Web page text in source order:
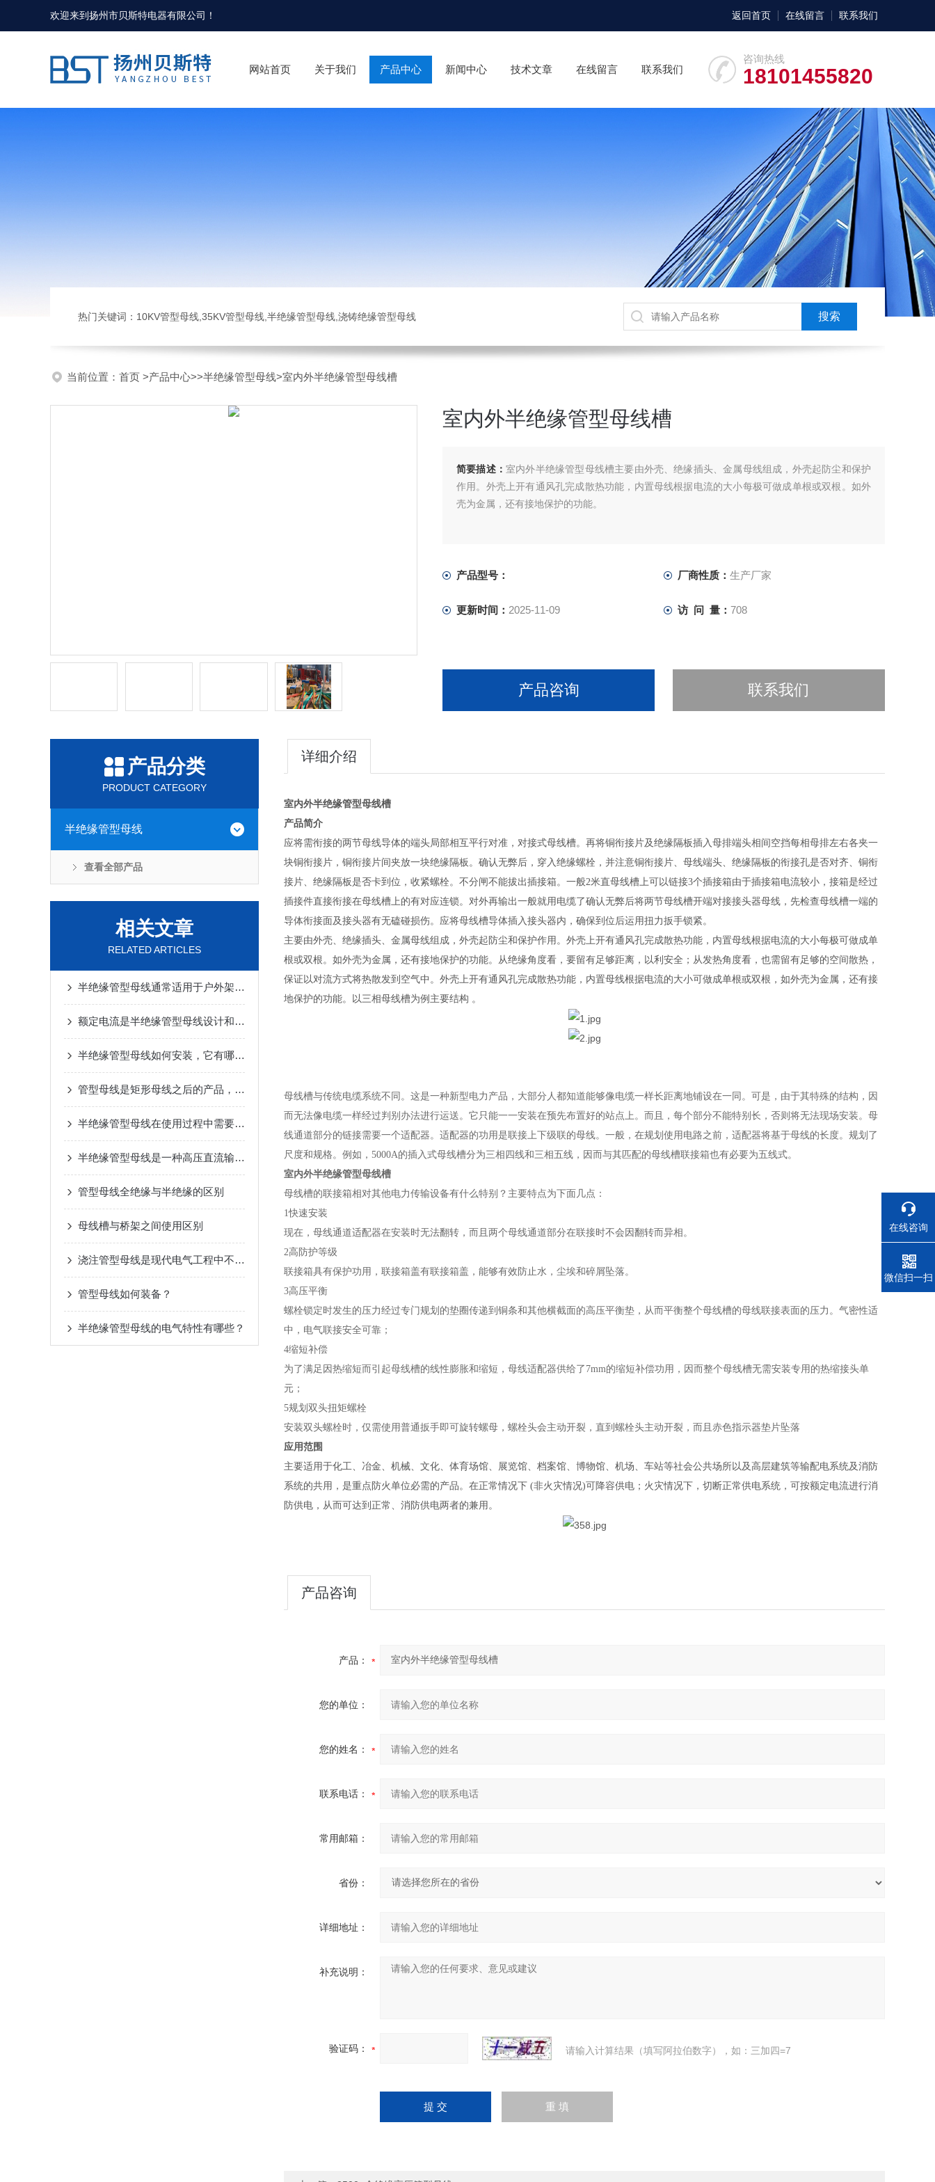
欢迎来到扬州市贝斯特电器有限公司 ！ 返回首页 在线留言 联系我们
咨询热线
18101455820
网站首页 关于我们 产品中心 新闻中心 技术文章 在线留言 联系我们
热门关键词：10KV管型母线,35KV管型母线,半绝缘管型母线,浇铸绝缘管型母线
当前位置： 首页 >产品中心>>半绝缘管型母线>室内外半绝缘管型母线槽
室内外半绝缘管型母线槽
简要描述： 室内外半绝缘管型母线槽主要由外壳、绝缘插头、金属母线组成，外壳起防尘和保护
作用。外壳上开有通风孔完成散热功能，内置母线根据电流的大小每极可做成单根或双根。如外
壳为金属，还有接地保护的功能。
产品型号： 厂商性质： 生产厂家
更新时间： 2025-11-09 访 问 量： 708
产品咨询 联系我们
产品分类
PRODUCT CATEGORY
半绝缘管型母线
查看全部产品
相关文章
RELATED ARTICLES
半绝缘管型母线通常适用于户外架空进线等场合
额定电流是半绝缘管型母线设计和选型的关键因素之一
半绝缘管型母线如何安装，它有哪些优势
管型母线是矩形母线之后的产品，它应用广泛优势明显
半绝缘管型母线在使用过程中需要采取一定的保护措施
半绝缘管型母线是一种高压直流输电系统中广泛应用的电气设备
管型母线全绝缘与半绝缘的区别
母线槽与桥架之间使用区别
浇注管型母线是现代电气工程中不可少的一部分
​管型母线如何装备？
半绝缘管型母线的电气特性有哪些？
详细介绍
室内外半绝缘管型母线槽
产品简介
应将需衔接的两节母线导体的端头局部相互平行对准，对接式母线槽。再将铜衔接片及绝缘隔板插入母排端头相间空挡每相母排左右各夹一
块铜衔接片，铜衔接片间夹放一块绝缘隔板。确认无弊后，穿入绝缘螺栓，并注意铜衔接片、母线端头、绝缘隔板的衔接孔是否对齐、铜衔
接片、绝缘隔板是否卡到位，收紧螺栓。不分闸不能拔出插接箱。一般2米直母线槽上可以链接3个插接箱由于插接箱电流较小，接箱是经过
插接件直接衔接在母线槽上的有对应连锁。对外再输出一般就用电缆了确认无弊后将两节母线槽开端对接接头器母线，先检查母线槽一端的
导体衔接面及接头器有无磕碰损伤。应将母线槽导体插入接头器内，确保到位后运用扭力扳手锁紧。
主要由外壳、绝缘插头、金属母线组成，外壳起防尘和保护作用。外壳上开有通风孔完成散热功能，内置母线根据电流的大小每极可做成单
根或双根。如外壳为金属，还有接地保护的功能。从绝缘角度看，要留有足够距离，以利安全；从发热角度看，也需留有足够的空间散热，
保证以对流方式将热散发到空气中。外壳上开有通风孔完成散热功能，内置母线根据电流的大小可做成单根或双根，如外壳为金属，还有接
地保护的功能。以三相母线槽为例主要结构 。
母线槽与传统电缆系统不同。这是一种新型电力产品，大部分人都知道能够像电缆一样长距离地铺设在一同。可是，由于其特殊的结构，因
而无法像电缆一样经过判别办法进行运送。它只能一一安装在预先布置好的站点上。而且，每个部分不能特别长，否则将无法现场安装。母
线通道部分的链接需要一个适配器。适配器的功用是联接上下级联的母线。一般，在规划使用电路之前，适配器将基于母线的长度。规划了
尺度和规格。例如，5000A的插入式母线槽分为三相四线和三相五线，因而与其匹配的母线槽联接箱也有必要为五线式。
室内外半绝缘管型母线槽
母线槽的联接箱相对其他电力传输设备有什么特别？主要特点为下面几点：
1快速安装
现在，母线通道适配器在安装时无法翻转，而且两个母线通道部分在联接时不会因翻转而异相。
2高防护等级
联接箱具有保护功用，联接箱盖有联接箱盖，能够有效防止水，尘埃和碎屑坠落。
3高压平衡
螺栓锁定时发生的压力经过专门规划的垫圈传递到铜条和其他横截面的高压平衡垫，从而平衡整个母线槽的母线联接表面的压力。气密性适
中，电气联接安全可靠；
4缩短补偿
为了满足因热缩短而引起母线槽的线性膨胀和缩短，母线适配器供给了7mm的缩短补偿功用，因而整个母线槽无需安装专用的热缩接头单
元；
5规划双头扭矩螺栓
安装双头螺栓时，仅需使用普通扳手即可旋转螺母，螺栓头会主动开裂，直到螺栓头主动开裂，而且赤色指示器垫片坠落
应用范围
主要适用于化工、冶金、机械、文化、体育场馆、展览馆、档案馆、博物馆、机场、车站等社会公共场所以及高层建筑等输配电系统及消防
系统的共用，是重点防火单位必需的产品。在正常情况下 (非火灾情况)可降容供电；火灾情况下，切断正常供电系统，可按额定电流进行消
防供电，从而可达到正常、消防供电两者的兼用。
产品咨询
产品：
您的单位：
您的姓名：
联系电话：
常用邮箱：
省份：
详细地址：
补充说明：
验证码： 请输入计算结果（填写阿拉伯数字），如：三加四=7
在线咨询
电话
微信扫一扫